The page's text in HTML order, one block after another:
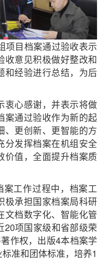
项目档案通过验收表示
收意见积极做好整改和
和经验进行总结，为后
衷心感谢，并表示将做
案通过验收作为新的起
、更创新、更智能的方
分发挥档案在机组安全
价值，全面提升档案质
案工作过程中，档案工
极承担国家档案局科研
文档数字化、智能化管
20项国家级和省部级荣
作权，出版4本档案学
准和团体标准，培养1